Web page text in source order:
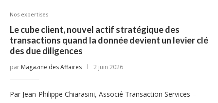
Nos expertises
Le cube client, nouvel actif stratégique des
transactions quand la donnée devient un levier clé
des due diligences
par Magazine des Affaires 2 juin 2026
Par Jean-Philippe Chiarasini, Associé Transaction Services –